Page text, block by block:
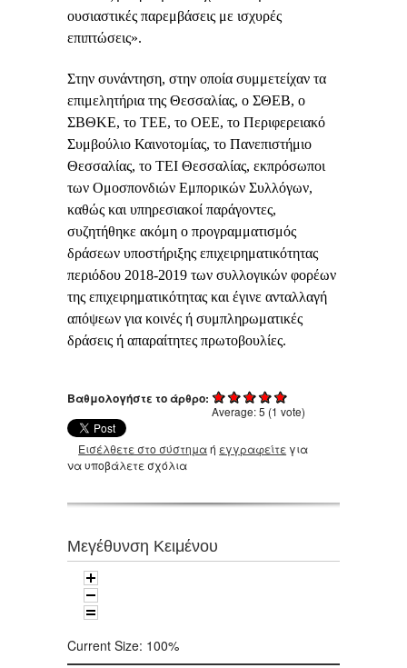
ουσιαστικές παρεμβάσεις με ισχυρές
επιπτώσεις».
Στην συνάντηση, στην οποία συμμετείχαν τα
επιμελητήρια της Θεσσαλίας, ο ΣΘΕΒ, ο
ΣΒΘΚΕ, το ΤΕΕ, το ΟΕΕ, το Περιφερειακό
Συμβούλιο Καινοτομίας, το Πανεπιστήμιο
Θεσσαλίας, το ΤΕΙ Θεσσαλίας, εκπρόσωποι
των Ομοσπονδιών Εμπορικών Συλλόγων,
καθώς και υπηρεσιακοί παράγοντες,
συζητήθηκε ακόμη ο προγραμματισμός
δράσεων υποστήριξης επιχειρηματικότητας
περιόδου 2018-2019 των συλλογικών φορέων
της επιχειρηματικότητας και έγινε ανταλλαγή
απόψεων για κοινές ή συμπληρωματικές
δράσεις ή απαραίτητες πρωτοβουλίες.
Βαθμολογήστε το άρθρο:
Average:5 (1 vote)
Εισέλθετε στο σύστημαή εγγραφείτε για
να υποβάλετε σχόλια
Μεγέθυνση Κειμένου
Current Size: 100%